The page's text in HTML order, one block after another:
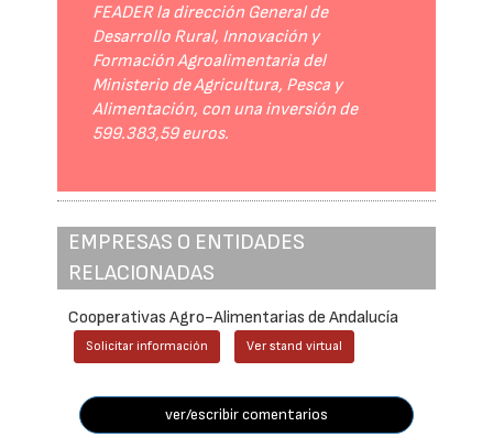
FEADER la dirección General de
Desarrollo Rural, Innovación y
Formación Agroalimentaria del
Ministerio de Agricultura, Pesca y
Alimentación, con una inversión de
599.383,59 euros.
EMPRESAS O ENTIDADES
RELACIONADAS
Cooperativas Agro-Alimentarias de Andalucía
Solicitar información Ver stand virtual
ver/escribir comentarios